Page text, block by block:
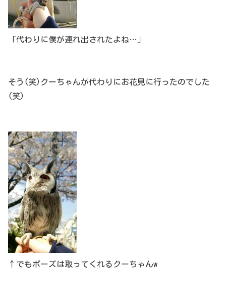
「代わりに僕が連れ出されたよね…」
そう(笑)クーちゃんが代わりにお花見に行ったのでした
(笑)
↑でもポーズは取ってくれるクーちゃんw